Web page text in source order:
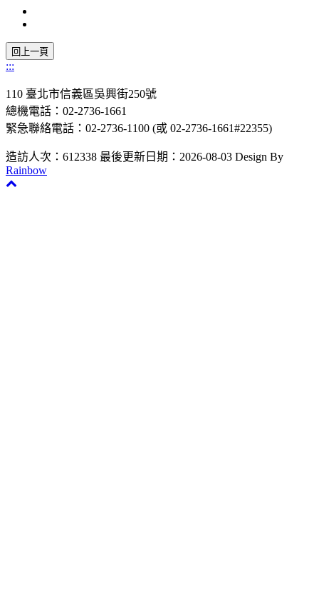
:::
110 臺北市信義區吳興街250號
總機電話：02-2736-1661
緊急聯絡電話：02-2736-1100 (或 02-2736-1661#22355)
造訪人次：612338 最後更新日期：2026-08-03 Design By
Rainbow